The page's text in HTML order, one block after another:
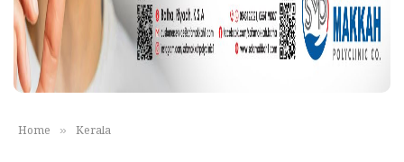
Home » Kerala